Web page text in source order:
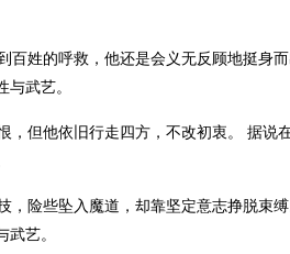
百姓的呼救，他还是会义无反顾地挺身
与武艺。
，但他依旧行走四方，不改初衷。 据说
，险些坠入魔道，却靠坚定意志挣脱束
艺。